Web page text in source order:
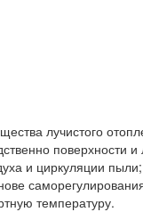
лучистого
поверхности
и циркуляции пыли;
температуру.